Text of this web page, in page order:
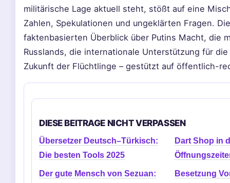
militärische Lage aktuell steht, stößt auf eine
Zahlen, Spekulationen und ungeklärten Fragen.
faktenbasierten Überblick über Putins Macht, die
Russlands, die internationale Unterstützung für
Zukunft der Flüchtlinge – gestützt auf öffentlich-
DIESE BEITRAGE NICHT VERPASSEN
Übersetzer Deutsch–Türkisch:
Die besten Tools 2025
Dart Shop in
Der gute Mensch von Sezuan:
Besetzung